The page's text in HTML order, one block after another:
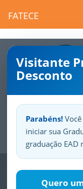
FATECE
Visitante
Desconto
Parabéns!
iniciar sua
graduação EAD
Quero
Sua
Previous